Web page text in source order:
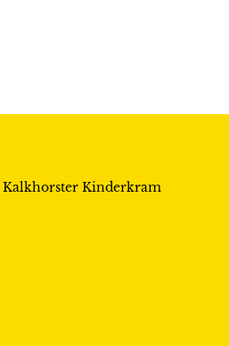
Kalkhorster Kinderkram